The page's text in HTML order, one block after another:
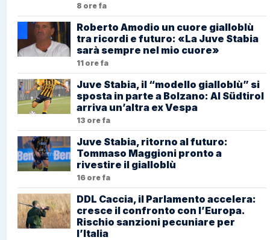
8 ore fa
Roberto Amodio un cuore gialloblù
tra ricordi e futuro: «La Juve Stabia
sarà sempre nel mio cuore»
11 ore fa
Juve Stabia, il “modello gialloblù” si
sposta in parte a Bolzano: Al Südtirol
arriva un’altra ex Vespa
13 ore fa
Juve Stabia, ritorno al futuro:
Tommaso Maggioni pronto a
rivestire il gialloblù
16 ore fa
DDL Caccia, il Parlamento accelera:
cresce il confronto con l’Europa.
Rischio sanzioni pecuniare per
l’Italia